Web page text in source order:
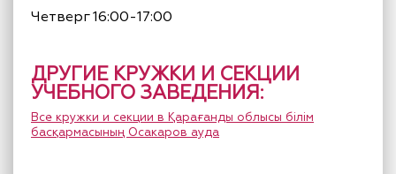
Четверг 16:00-17:00
ДРУГИЕ КРУЖКИ И СЕКЦИИ
УЧЕБНОГО ЗАВЕДЕНИЯ:
Все кружки и секции в Қарағанды облысы білім
басқармасының Осакаров ауда